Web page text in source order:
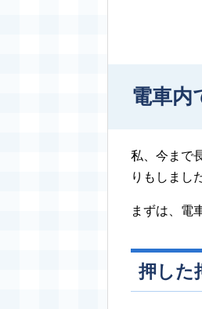
電車内
私、今まで
りもしまし
まずは、電
押した